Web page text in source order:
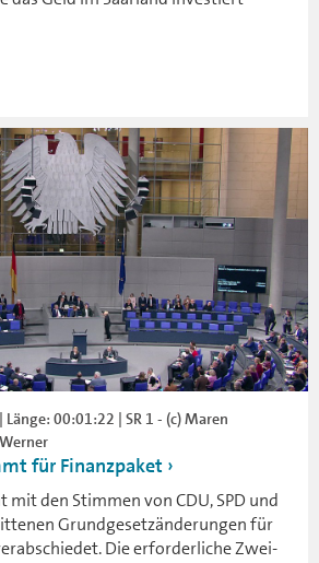
00:01:22 | SR 1 - (c) Maren
für Finanzpaket
mit den Stimmen von CDU, SPD und
Grundgesetzänderungen für
Die erforderliche Zwei-